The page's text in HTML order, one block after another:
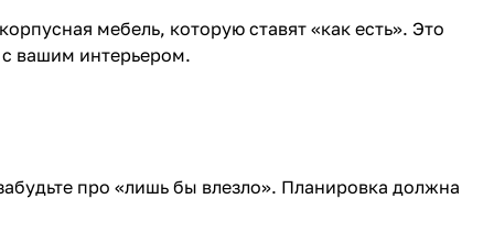
мебель, которую ставят «как есть». Это
вашим интерьером.
про «лишь бы влезло». Планировка должна